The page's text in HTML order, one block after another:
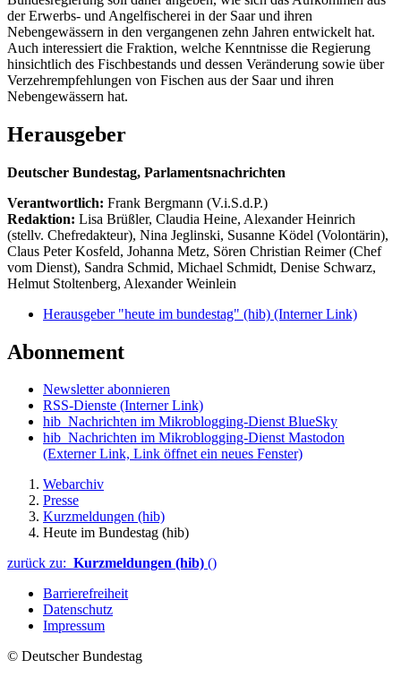
der Erwerbs- und Angelfischerei in der Saar und ihren
Nebengewässern in den vergangenen zehn Jahren entwickelt hat.
Auch interessiert die Fraktion, welche Kenntnisse die Regierung
hinsichtlich des Fischbestands und dessen Veränderung sowie über
Verzehrempfehlungen von Fischen aus der Saar und ihren
Nebengewässern hat.
Herausgeber
Deutscher Bundestag, Parlamentsnachrichten
Verantwortlich: Frank Bergmann (V.i.S.d.P.)
Redaktion: Lisa Brüßler, Claudia Heine, Alexander Heinrich
(stellv. Chefredakteur), Nina Jeglinski, Susanne Ködel (Volontärin),
Claus Peter Kosfeld, Johanna Metz, Sören Christian Reimer (Chef
vom Dienst), Sandra Schmid, Michael Schmidt, Denise Schwarz,
Helmut Stoltenberg, Alexander Weinlein
Herausgeber "heute im bundestag" (hib) (Interner Link)
Abonnement
Newsletter abonnieren
RSS-Dienste (Interner Link)
hib_Nachrichten im Mikroblogging-Dienst BlueSky
hib_Nachrichten im Mikroblogging-Dienst Mastodon
(Externer Link, Link öffnet ein neues Fenster)
Webarchiv
Presse
Kurzmeldungen (hib)
Heute im Bundestag (hib)
zurück zu: Kurzmeldungen (hib) ()
Barrierefreiheit
Datenschutz
Impressum
© Deutscher Bundestag